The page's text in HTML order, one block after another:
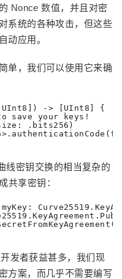
Nonce 数值，并且对密
系统的各种攻击，但这些
动应用。
单，我们可以使用它来确
[UInt8]) -> [UInt8] {
save your keys!
.bits256)
线密钥交换的相当复杂的
共享密钥：
发者获益甚多，我们现
方案，而几乎不需要编写